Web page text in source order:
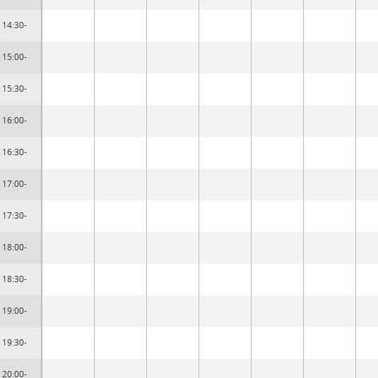
14:30-
15:00-
15:30-
16:00-
16:30-
17:00-
17:30-
18:00-
18:30-
19:00-
19:30-
20:00-